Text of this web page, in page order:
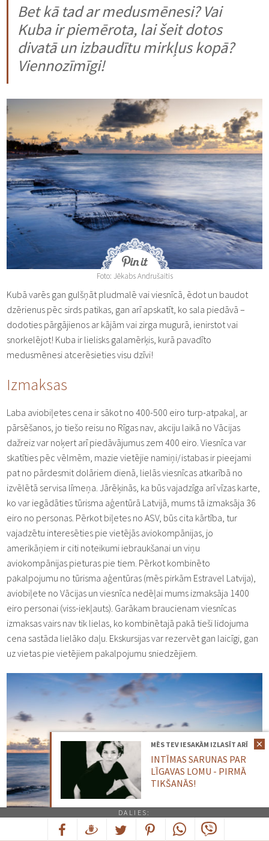
Bet kā tad ar medusmēnesi? Vai
Kuba ir piemērota, lai šeit dotos
divatā un izbaudītu mirkļus kopā?
Viennozīmīgi!
Foto: Jēkabs Andrušaitis
Kubā varēs gan gulšņāt pludmalē vai viesnīcā, ēdot un baudot
dzērienus pēc sirds patikas, gan arī apskatīt, ko sala piedāvā –
dodoties pārgājienos ar kājām vai zirga mugurā, ienirstot vai
snorkelējot! Kuba ir lielisks galamērķis, kurā pavadīto
medusmēnesi atcerēsieties visu dzīvi!
Izmaksas
Laba aviobiļetes cena ir sākot no 400-500 eiro turp-atpakaļ, ar
pārsēšanos, jo tiešo reisu no Rīgas nav, akciju laikā no Vācijas
dažreiz var noķert arī piedāvājumus zem 400 eiro. Viesnīca var
skatīties pēc vēlmēm, mazie vietējie namiņi/istabas ir pieejami
pat no pārdesmit dolāriem dienā, lielās viesnīcas atkarībā no
izvēlētā servisa līmeņa. Jārēķinās, ka būs vajadzīga arī vīzas karte,
ko var iegādāties tūrisma aģentūrā Latvijā, mums tā izmaksāja 36
eiro no personas. Pērkot biļetes no ASV, būs cita kārtība, tur
vajadzētu interesēties pie vietējās aviokompānijas, jo
amerikāņiem ir citi noteikumi iebraukšanai un viņu
aviokompānijas pieturas pie tiem. Pērkot kombinēto
pakalpojumu no tūrisma aģentūras (mēs pirkām Estravel Latvija),
aviobiļete no Vācijas un viesnīca nedēļai mums izmaksāja 1400
eiro personai (viss-iekļauts). Garākam braucienam viesnīcas
izmaksas vairs nav tik lielas, ko kombinētajā pakā tieši lidojuma
cena sastāda lielāko daļu. Ekskursijas var rezervēt gan laicīgi, gan
uz vietas pie vietējiem pakalpojumu sniedzējiem.
MĒS TEV IESAKĀM IZLASĪT ARĪ
INTĪMAS SARUNAS PAR
LĪGAVAS LOMU - PIRMĀ
TIKŠANĀS!
DALIES: